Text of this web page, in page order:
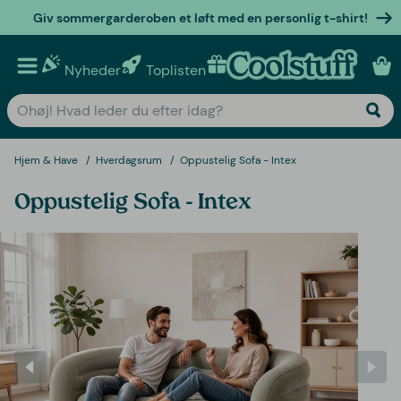
Giv sommergarderoben et løft med en personlig t-shirt!
Nyheder Toplisten Personlige gaver
Hjem & Have Hverdagsrum Oppustelig Sofa - Intex
Oppustelig Sofa - Intex